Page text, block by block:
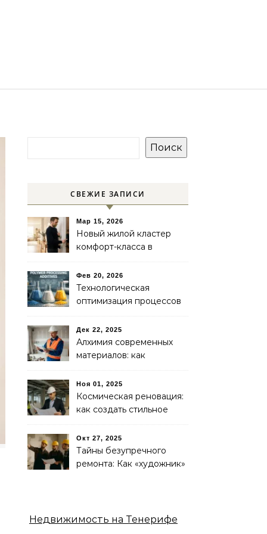
Поиск
СВЕЖИЕ ЗАПИСИ
Мар 15, 2026
Новый жилой кластер
комфорт-класса в
объединяет развитую
инфраструктуру и
экологичную среду
Фев 20, 2026
Технологическая
оптимизация процессов
процессинговых добавок
в повышении
эффективности
Дек 22, 2025
Алхимия современных
материалов: как
модификаторы меняют
свойства пластиков
Ноя 01, 2025
Космическая реновация:
как создать стильное
работы и жизни на
примере Дарьи —
инноватора и мечтателя
Окт 27, 2025
Тайны безупречного
ремонта: Как «художник»
Недвижимость на Тенерифе